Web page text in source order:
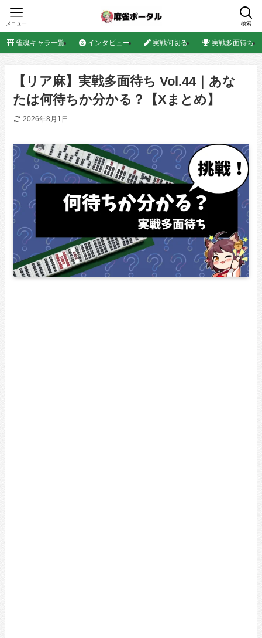
検索
メニュー
雀魂キャラ一覧 インタビュー 実戦何切る 実戦多面待ち
【リア麻】実戦多面待ち Vol.44｜あな
たは何待ちか分かる？【Xまとめ】
2026年8月1日